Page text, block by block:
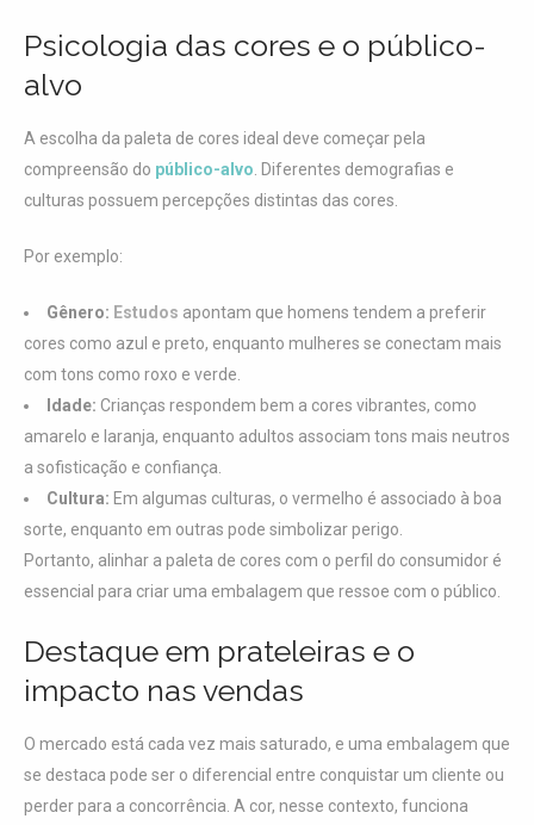
Psicologia das cores e o público-
alvo
A escolha da paleta de cores ideal deve começar pela
compreensão do público-alvo . Diferentes demografias e
culturas possuem percepções distintas das cores.
Por exemplo:
Gênero: Estudos apontam que homens tendem a preferir
cores como azul e preto, enquanto mulheres se conectam mais
com tons como roxo e verde.
Idade: Crianças respondem bem a cores vibrantes, como
amarelo e laranja, enquanto adultos associam tons mais neutros
a sofisticação e confiança.
Cultura: Em algumas culturas, o vermelho é associado à boa
sorte, enquanto em outras pode simbolizar perigo.
Portanto, alinhar a paleta de cores com o perfil do consumidor é
essencial para criar uma embalagem que ressoe com o público.
Destaque em prateleiras e o
impacto nas vendas
O mercado está cada vez mais saturado, e uma embalagem que
se destaca pode ser o diferencial entre conquistar um cliente ou
perder para a concorrência. A cor, nesse contexto, funciona